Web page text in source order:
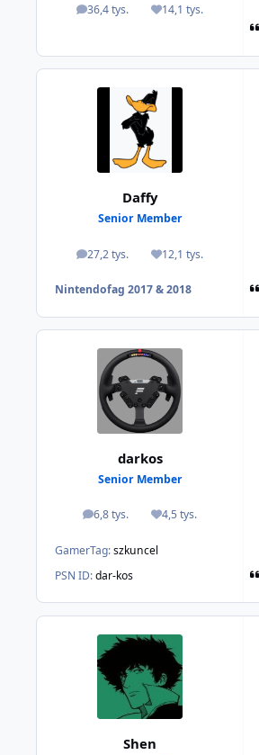
36,4 tys.
odpowiedzi14,1 tys.
Reputacja
Daffy
Senior Member
27,2 tys.
odpowiedzi12,1 tys.
Reputacja
Nintendofag 2017 & 2018
darkos
Senior Member
6,8 tys.
odpowiedzi4,5 tys.
Reputacja
GamerTag:szkuncel
PSN ID:dar-kos
Shen